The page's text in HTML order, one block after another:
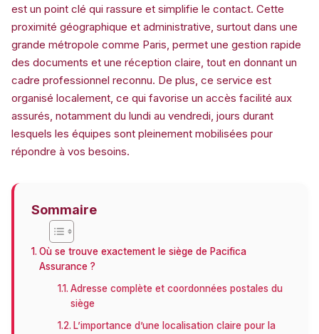
est un point clé qui rassure et simplifie le contact. Cette
proximité géographique et administrative, surtout dans une
grande métropole comme Paris, permet une gestion rapide
des documents et une réception claire, tout en donnant un
cadre professionnel reconnu. De plus, ce service est
organisé localement, ce qui favorise un accès facilité aux
assurés, notamment du lundi au vendredi, jours durant
lesquels les équipes sont pleinement mobilisées pour
répondre à vos besoins.
Sommaire
Où se trouve exactement le siège de Pacifica
Assurance ?
Adresse complète et coordonnées postales du
siège
L’importance d’une localisation claire pour la